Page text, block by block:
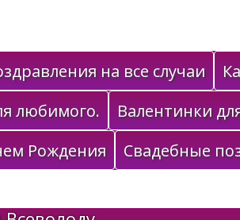
на все случаи
любимого.
Валентинки
Рождения
Свадебные